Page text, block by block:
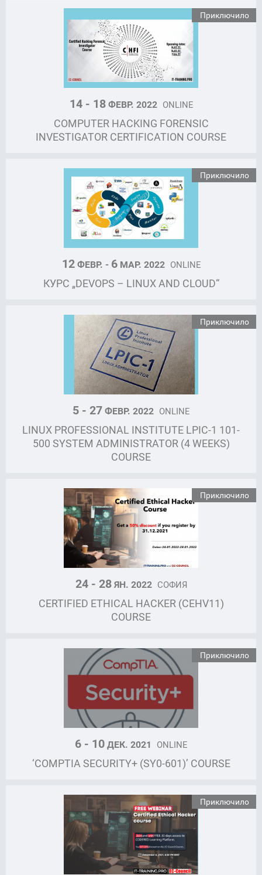
Приключило
14 - 18ФЕВР. 2022 ONLINE
COMPUTER HACKING FORENSIC
INVESTIGATOR CERTIFICATION COURSE
Приключило
12ФЕВР. - 6МАР. 2022 ONLINE
КУРС „DEVOPS – LINUX AND CLOUD“
Приключило
5 - 27ФЕВР. 2022 ONLINE
LINUX PROFESSIONAL INSTITUTE LPIC-1 101-
500 SYSTEM ADMINISTRATOR (4 WEEKS)
COURSE
Приключило
24 - 28ЯН. 2022 СОФИЯ
CERTIFIED ETHICAL HACKER (CEHV11)
COURSE
Приключило
6 - 10ДЕК. 2021 ONLINE
‘COMPTIA SECURITY+ (SY0-601)’ COURSE
Приключило